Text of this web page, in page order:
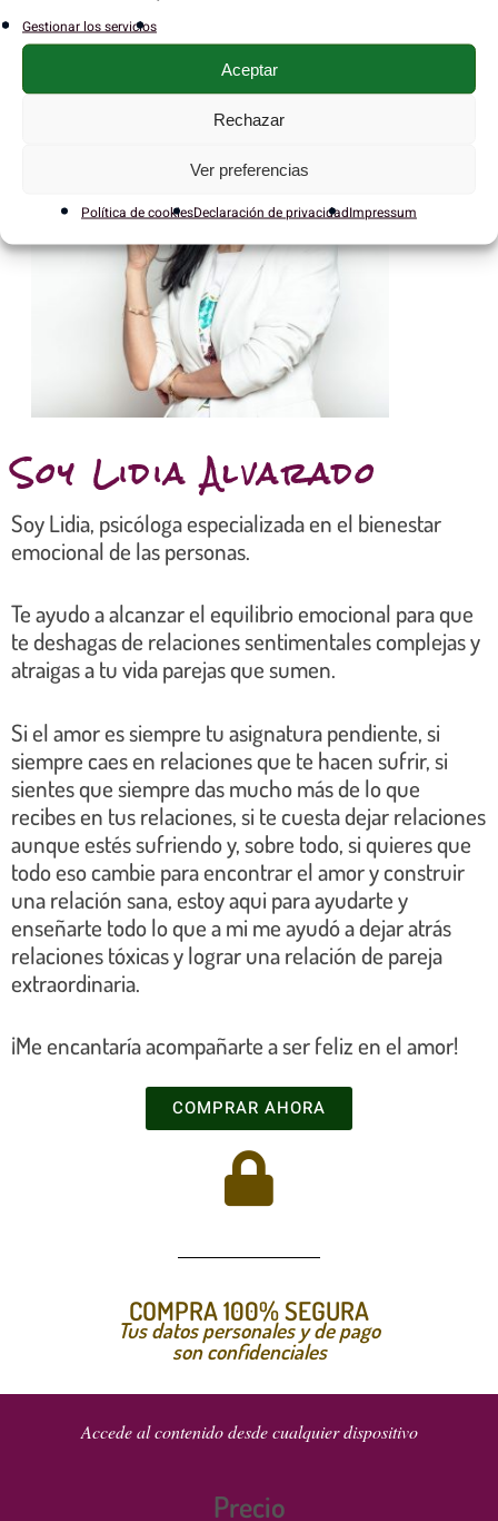
Gestionar los servicios
Aceptar
Rechazar
Ver preferencias
Política de cookiesDeclaración de privacidadImpressum
Soy Lidia Alvarado
Soy Lidia, psicóloga especializada en el bienestar
emocional de las personas.
Te ayudo a alcanzar el equilibrio emocional para que
te deshagas de relaciones sentimentales complejas y
atraigas a tu vida parejas que sumen.
Si el amor es siempre tu asignatura pendiente, si
siempre caes en relaciones que te hacen sufrir, si
sientes que siempre das mucho más de lo que
recibes en tus relaciones, si te cuesta dejar relaciones
aunque estés sufriendo y, sobre todo, si quieres que
todo eso cambie para encontrar el amor y construir
una relación sana, estoy aqui para ayudarte y
enseñarte todo lo que a mi me ayudó a dejar atrás
relaciones tóxicas y lograr una relación de pareja
extraordinaria.
¡Me encantaría acompañarte a ser feliz en el amor!
COMPRAR AHORA
COMPRA 100% SEGURA
Tus datos personales y de pago
son confidenciales
Accede al contenido desde cualquier dispositivo
Precio